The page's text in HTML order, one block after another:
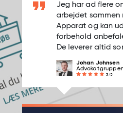
Jeg har ad flere
arbejdet sammen
Apparat og kan
forbehold
De leverer altid
Johan Johnsen
5/5